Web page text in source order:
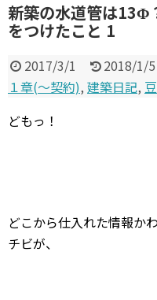
新築の水道管は13Φ
をつけたこと 1
2017/3/1 2018/1/5
１章(～契約), 建築日記,
どもっ！
どこから仕入れた情報か
チビが、